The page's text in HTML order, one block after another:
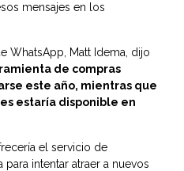
mensajes en los
WhatsApp, Matt Idema, dijo
de compras
este año, mientras que
estaría disponible en
el servicio de
intentar atraer a nuevos